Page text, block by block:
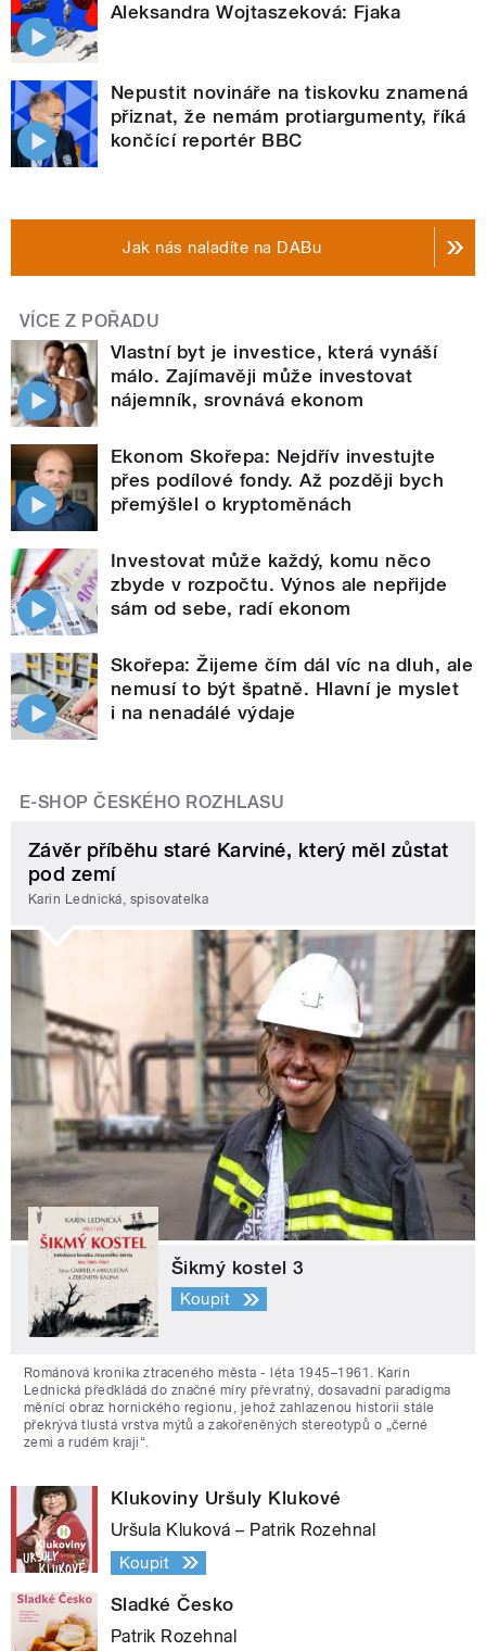
Aleksandra Wojtaszeková: Fjaka
Nepustit novináře na tiskovku znamená
přiznat, že nemám protiargumenty, říká
končící reportér BBC
Jak nás naladíte na DABu
VÍCE Z POŘADU
Vlastní byt je investice, která vynáší
málo. Zajímavěji může investovat
nájemník, srovnává ekonom
Ekonom Skořepa: Nejdřív investujte
přes podílové fondy. Až později bych
přemýšlel o kryptoměnách
Investovat může každý, komu něco
zbyde v rozpočtu. Výnos ale nepřijde
sám od sebe, radí ekonom
Skořepa: Žijeme čím dál víc na dluh, ale
nemusí to být špatně. Hlavní je myslet
i na nenadálé výdaje
E-SHOP ČESKÉHO ROZHLASU
Závěr příběhu staré Karviné, který měl zůstat
pod zemí
Karin Lednická, spisovatelka
Šikmý kostel 3
Koupit
Románová kronika ztraceného města - léta 1945–1961. Karin
Lednická předkládá do značné míry převratný, dosavadní paradigma
měnící obraz hornického regionu, jehož zahlazenou historii stále
překrývá tlustá vrstva mýtů a zakořeněných stereotypů o „černé
zemi a rudém kraji“.
Klukoviny Uršuly Klukové
Uršula Kluková – Patrik Rozehnal
Koupit
Sladké Česko
Patrik Rozehnal